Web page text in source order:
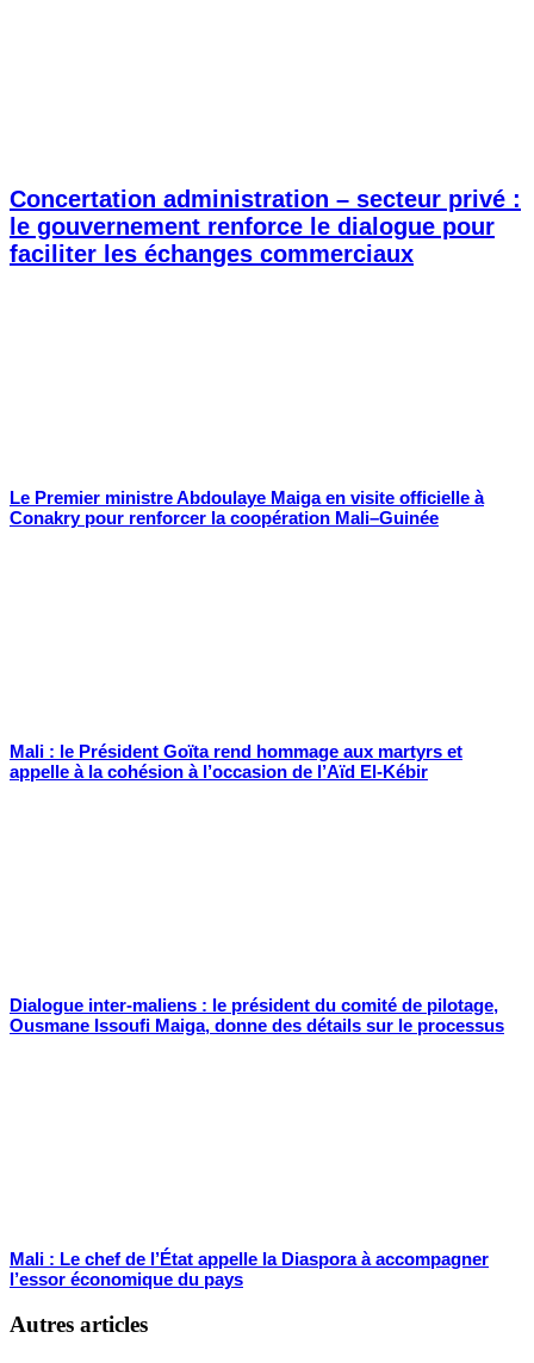
Concertation administration – secteur privé :
le gouvernement renforce le dialogue pour
faciliter les échanges commerciaux
Le Premier ministre Abdoulaye Maiga en visite officielle à
Conakry pour renforcer la coopération Mali–Guinée
Mali : le Président Goïta rend hommage aux martyrs et
appelle à la cohésion à l’occasion de l’Aïd El-Kébir
Dialogue inter-maliens : le président du comité de pilotage,
Ousmane Issoufi Maiga, donne des détails sur le processus
Mali : Le chef de l’État appelle la Diaspora à accompagner
l’essor économique du pays
Autres articles